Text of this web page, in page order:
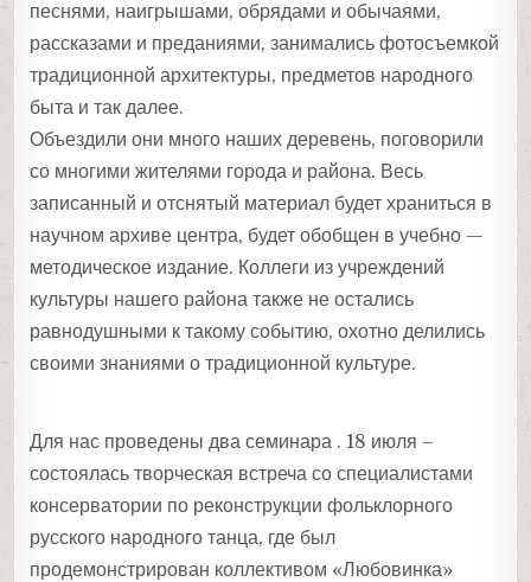
песнями, наигрышами, обрядами и обычаями,
рассказами и преданиями, занимались фотосъемкой
традиционной архитектуры, предметов народного
быта и так далее.
Объездили они много наших деревень, поговорили
со многими жителями города и района. Весь
записанный и отснятый материал будет храниться в
научном архиве центра, будет обобщен в учебно —
методическое издание. Коллеги из учреждений
культуры нашего района также не остались
равнодушными к такому событию, охотно делились
своими знаниями о традиционной культуре.
Для нас проведены два семинара . 18 июля –
состоялась творческая встреча со специалистами
консерватории по реконструкции фольклорного
русского народного танца, где был
продемонстрирован коллективом «Любовинка»